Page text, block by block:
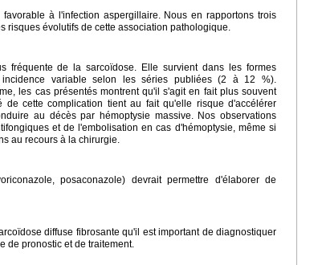
à l'infection aspergillaire. Nous en rapportons trois
risques évolutifs de cette association pathologique.
fréquente de la sarcoïdose. Elle survient dans les formes
variable selon les séries publiées (2 à 12 %).
les cas présentés montrent qu'il s'agit en fait plus souvent
cette complication tient au fait qu'elle risque d'accélérer
au décès par hémoptysie massive. Nos observations
et de l'embolisation en cas d'hémoptysie, même si
au recours à la chirurgie.
posaconazole) devrait permettre d'élaborer de
diffuse fibrosante qu'il est important de diagnostiquer
de pronostic et de traitement.